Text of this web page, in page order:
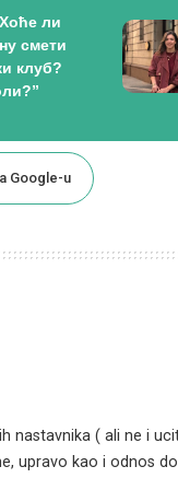
ли
смети
клуб?
Google-u
nastavnika ( ali ne i
upravo kao i odnos